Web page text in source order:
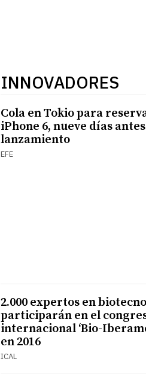
INNOVADORES
Cola en Tokio para
iPhone 6, nueve días
lanzamiento
EFE
2.000 expertos en
participarán en el
internacional ‘Bio-
en 2016
ICAL